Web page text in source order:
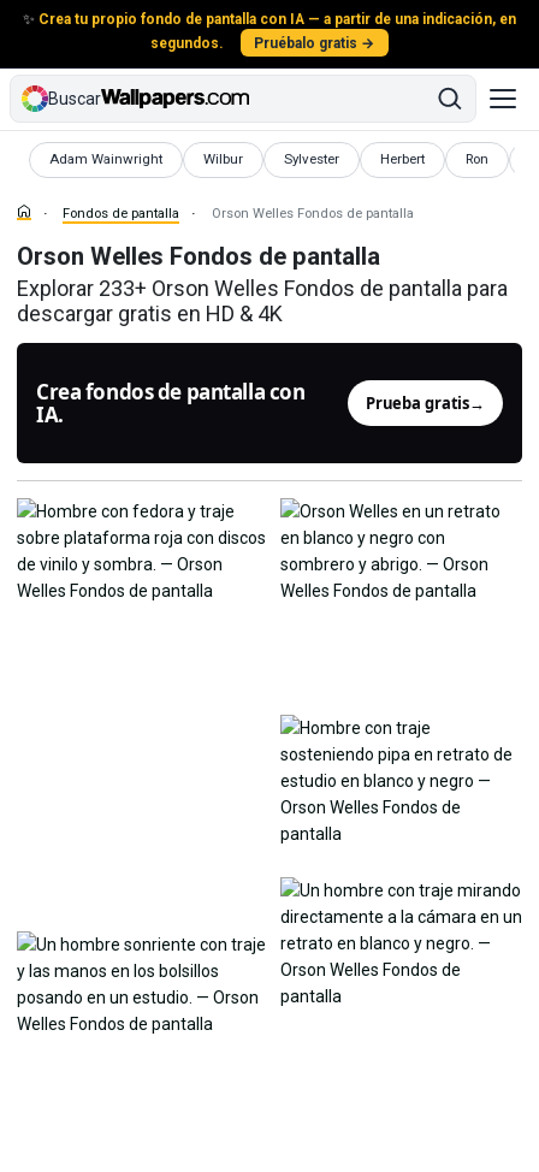
✨ Crea tu propio fondo de pantalla con IA — a partir de una indicación, en
segundos.
Pruébalo gratis →
Buscar
Adam Wainwright
Fondos de pantalla Wilbur
Fondos de pantalla
Sylvester
Fondos de pantallaHerbert
Fondos de pantalla
Ron
Fondos de
Fondos de pantalla Orson Welles Fondos de pantalla
Orson Welles Fondos de pantalla
Explorar 233+ Orson Welles Fondos de pantalla para
descargar gratis en HD & 4K
Crea fondos de pantalla con
IA.
Prueba gratis→